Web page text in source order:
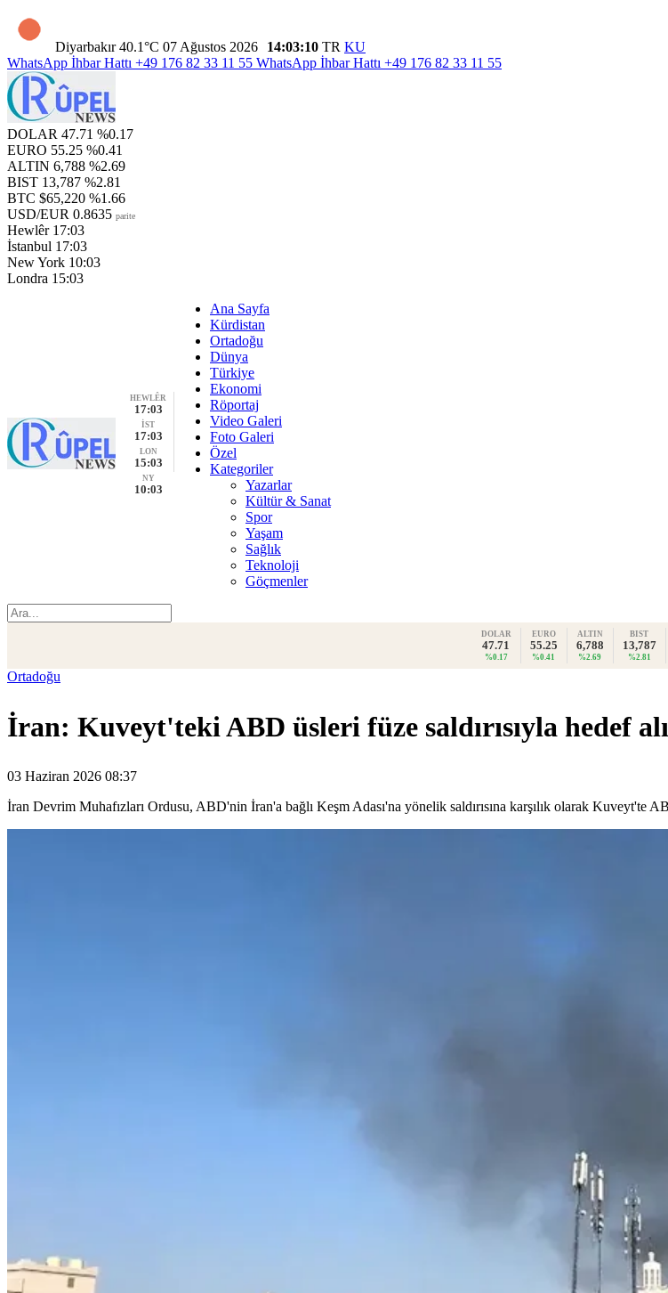
Diyarbakır 40.1°C 07 Ağustos 2026 14:03:11 TR KU
WhatsApp İhbar Hattı +49 176 82 33 11 55 WhatsApp İhbar Hattı +49 176 82 33 11 55
DOLAR 47.71 %0.17
EURO 55.25 %0.41
ALTIN 6,788 %2.69
BIST 13,787 %2.81
BTC $65,220 %1.66
USD/EUR 0.8635 parite
Hewlêr 17:03
İstanbul 17:03
New York 10:03
Londra 15:03
HEWLÊR
17:03
İST
17:03
LON
15:03
NY
10:03
Ana Sayfa
Kürdistan
Ortadoğu
Dünya
Türkiye
Ekonomi
Röportaj
Video Galeri
Foto Galeri
Özel
Kategoriler
Yazarlar
Kültür & Sanat
Spor
Yaşam
Sağlık
Teknoloji
Göçmenler
DOLAR
47.71
%0.17
EURO
55.25
%0.41
ALTIN
6,788
%2.69
BIST
13,787
%2.81
Ortadoğu
İran: Kuveyt'teki ABD üsleri füze saldırısıyla hedef
03 Haziran 2026 08:37
İran Devrim Muhafızları Ordusu, ABD'nin İran'a bağlı Keşm Adası'na yönelik saldırısına karşılık olarak Kuveyt'te